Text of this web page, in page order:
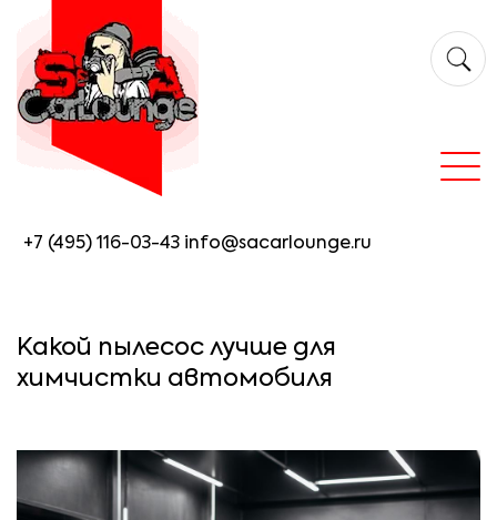
+7 (495) 116-03-43 info@sacarlounge.ru
Какой пылесос лучше для
химчистки автомобиля